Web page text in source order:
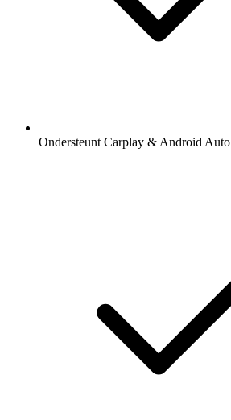
Ondersteunt Carplay & Android Auto